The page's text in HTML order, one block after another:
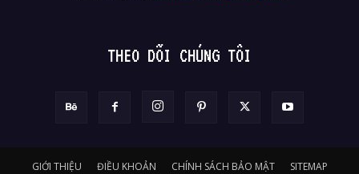
THEO DÕI CHÚNG TÔI
GIỚI THIỆU ĐIỀU KHOẢN CHÍNH SÁCH BẢO MẬT SITEMAP